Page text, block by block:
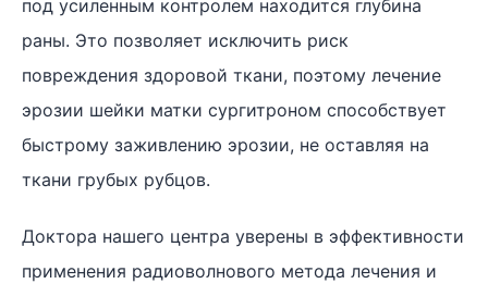
под усиленным контролем находится глубина
раны. Это позволяет исключить риск
повреждения здоровой ткани, поэтому лечение
эрозии шейки матки сургитроном способствует
быстрому заживлению эрозии, не оставляя на
ткани грубых рубцов.
Доктора нашего центра уверены в эффективности
применения радиоволнового метода лечения и